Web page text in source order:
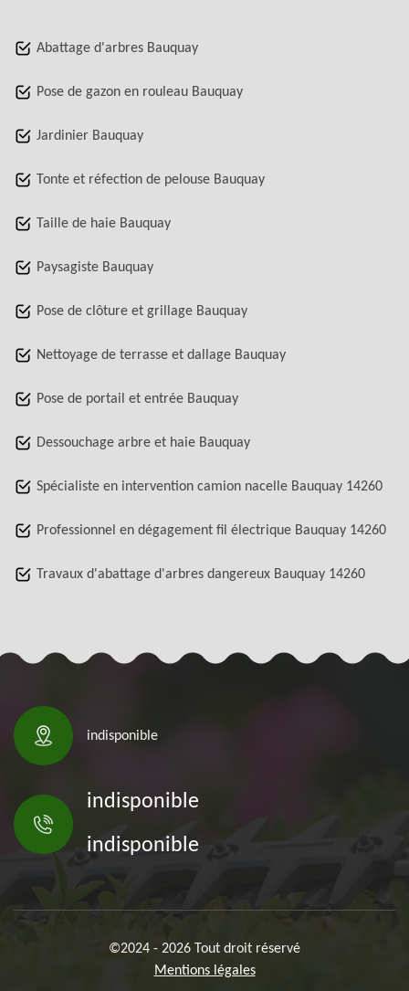
Abattage d'arbres Bauquay
Pose de gazon en rouleau Bauquay
Jardinier Bauquay
Tonte et réfection de pelouse Bauquay
Taille de haie Bauquay
Paysagiste Bauquay
Pose de clôture et grillage Bauquay
Nettoyage de terrasse et dallage Bauquay
Pose de portail et entrée Bauquay
Dessouchage arbre et haie Bauquay
Spécialiste en intervention camion nacelle Bauquay 14260
Professionnel en dégagement fil électrique Bauquay 14260
Travaux d'abattage d'arbres dangereux Bauquay 14260
indisponible
indisponible
indisponible
©2024 - 2026 Tout droit réservé
Mentions légales